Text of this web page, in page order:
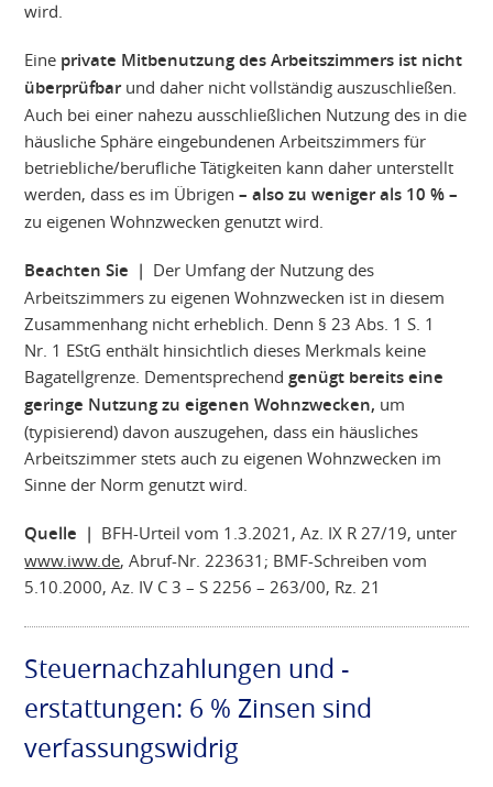
wird.
Eine private Mitbenutzung des Arbeitszimmers ist nicht
überprüfbarund daher nicht vollständig auszuschließen.
Auch bei einer nahezu ausschließlichen Nutzung des in die
häusliche Sphäre eingebundenen Arbeitszimmers für
betriebliche/berufliche Tätigkeiten kann daher unterstellt
werden, dass es im Übrigen– also zu weniger als 10 % –
zu eigenen Wohnzwecken genutzt wird.
Beachten Sie | Der Umfang der Nutzung des
Arbeitszimmers zu eigenen Wohnzwecken ist in diesem
Zusammenhang nicht erheblich. Denn § 23 Abs. 1 S. 1
Nr. 1 EStG enthält hinsichtlich dieses Merkmals keine
Bagatellgrenze. Dementsprechendgenügt bereits eine
geringe Nutzung zu eigenen Wohnzwecken, um
(typisierend) davon auszugehen, dass ein häusliches
Arbeitszimmer stets auch zu eigenen Wohnzwecken im
Sinne der Norm genutzt wird.
Quelle | BFH-Urteil vom 1.3.2021, Az. IX R 27/19, unter
www.iww.de, Abruf-Nr. 223631; BMF-Schreiben vom
5.10.2000, Az. IV C 3 – S 2256 – 263/00, Rz. 21
Steuernachzahlungen und -
erstattungen: 6 % Zinsen sind
verfassungswidrig